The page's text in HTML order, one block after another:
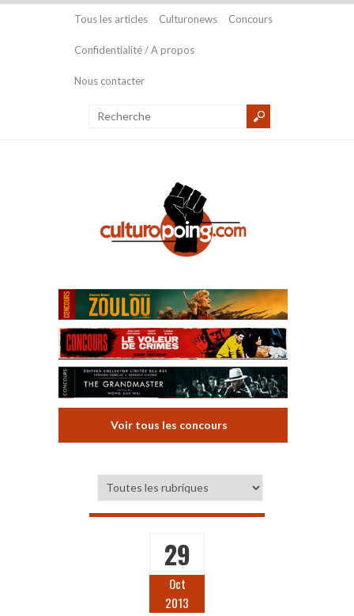
Tous les articles Culturonews Concours
Confidentialité / A propos
Nous contacter
Voir tous les concours
29
Oct
2013